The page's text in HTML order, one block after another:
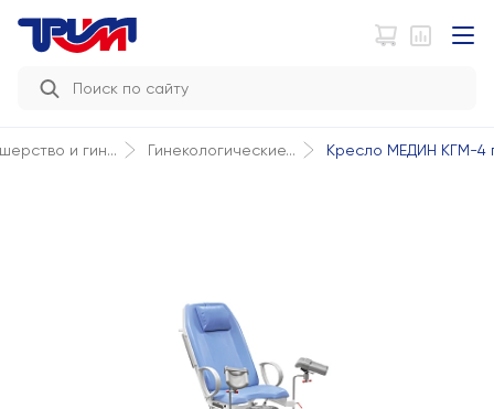
и гин... Гинекологические... Кресло МЕДИН КГМ-4